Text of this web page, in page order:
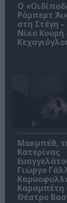
O
Ρόμπερτ
στη Στέγη
Νίκο
Μακμπέθ,
Κατερίνας
Γιώργο
Καραμπέτη
Θέατρο